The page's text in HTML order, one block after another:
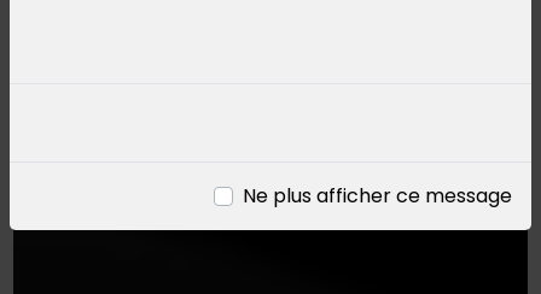
Ne plus afficher ce message